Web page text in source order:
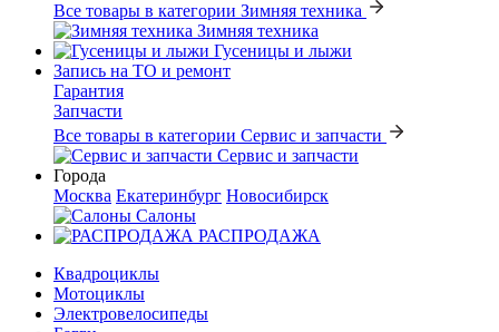
Все товары в категории Зимняя техника
Зимняя техника
Гусеницы и лыжи
Запись на ТО и ремонт
Гарантия
Запчасти
Все товары в категории Сервис и запчасти
Сервис и запчасти
Города
Москва Екатеринбург Новосибирск
Салоны
РАСПРОДАЖА
Квадроциклы
Мотоциклы
Электровелосипеды